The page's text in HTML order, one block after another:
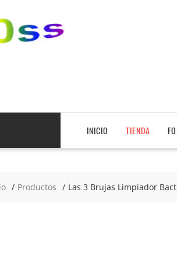
INICIO TIENDA
Productos Las 3 Brujas Limpiador